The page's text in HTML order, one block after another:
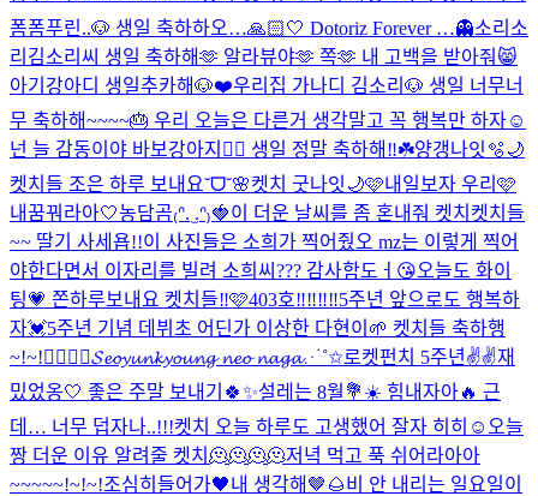
폼폼푸린..🐶 생일 축하하오…🙏🏻🤍 Dotoriz Forever …👻소리소
리김소리씨 생일 축하해🫶 알라뷰야🫶 쪽🫶 내 고백을 받아줘😸
아기강아디 생일추카해🐶❤️우리집 가나디 김소리🐶 생일 너무너
무 축하해~~~~🎂 우리 오늘은 다른거 생각말고 꼭 행복만 하자☺️
넌 늘 감동이야 바보강아지❤️‍🔥 생일 정말 축하해‼️☘️양갱나잇🫧🌙
켓치들 조은 하루 보내요˘ᗜ˘🌸켓치 굿나잇🌙🩷내일보자 우리🩷
내꿈꿔라아🤍농담곰₍ᐢ. ̫.ᐢ₎🍓이 더운 날씨를 좀 혼내줘 켓치 켓치들
~~ 딸기 사세욥!!이 사진들은 소희가 찍어줬오 mz는 이렇게 찍어
야한다면서 이자리를 빌려 소희씨??? 감사함도ㅓ😘오늘도 화이
팅💗 쫀하루보내요 켓치들‼️🩷403호‼️‼️‼️‼️5주년 앞으로도 행복하
자💓5주년 기념 데뷔초 어딘가 이상한 다현이🌱 켓치들 축하행
~!~!❤️‍🔥❤️‍🔥𝓢𝓮𝓸𝔂𝓾𝓷𝓴𝔂𝓸𝓾𝓷𝓰 𝓷𝓮𝓸 𝓷𝓪𝓰𝓪⋰˚✩로켓펀치 5주년✌️✌️재
밌었옹🤍 좋은 주말 보내기🍀✨설레는 8월💐☀️ 힘내자아🔥 근
데… 너무 덥자나..!!!켓치 오늘 하루도 고생했어 잘자 히히☺ 오늘
짱 더운 이유 알려줄 켓치🫠🫠🫠🫠저녁 먹고 푹 쉬어라아아
~~~~~!~!~!조심히들어가🖤내 생각해🤎🌰비 안 내리는 일요일이